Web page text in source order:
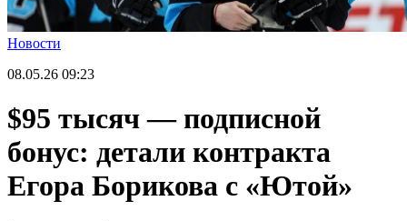
Новости
08.05.26 09:23
$95 тысяч — подписной
бонус: детали контракта
Егора Борикова с «Ютой»